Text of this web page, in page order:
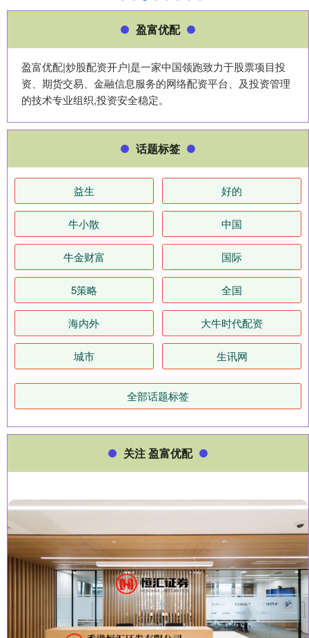
盈富优配
盈富优配|炒股配资开户|是一家中国领跑致力于股票项目投
资、期货交易、金融信息服务的网络配资平台、及投资管理
的技术专业组织,投资安全稳定。
话题标签
益生 好的
牛小散 中国
牛金财富 国际
5策略 全国
海内外 大牛时代配资
城市 生讯网
全部话题标签
关注 盈富优配